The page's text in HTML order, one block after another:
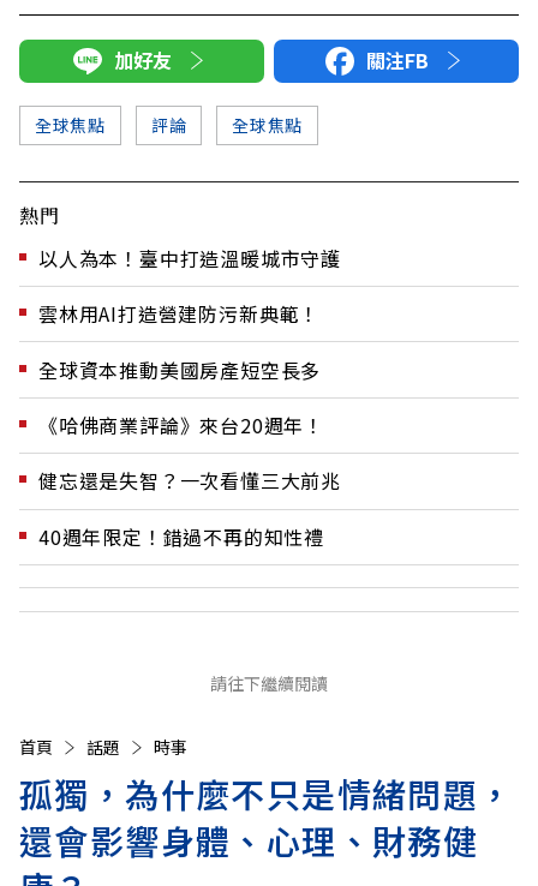
加好友 關注FB
全球焦點 評論 全球焦點
熱門
以人為本！臺中打造溫暖城市守護
雲林用AI打造營建防污新典範！
全球資本推動美國房產短空長多
《哈佛商業評論》來台20週年！
健忘還是失智？一次看懂三大前兆
40週年限定！錯過不再的知性禮
請往下繼續閱讀
首頁 話題 時事
孤獨，為什麼不只是情緒問題，
還會影響身體、心理、財務健